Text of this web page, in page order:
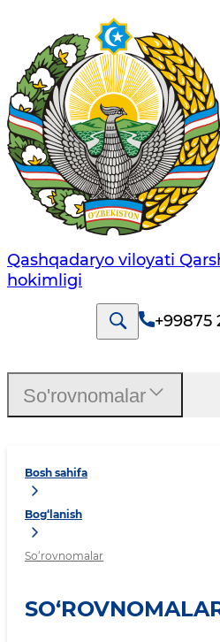
Qashqadaryo viloyati
hokimligi
+99875
Bosh sahifa
Bog‘lanish
So‘rovnomalar
So'rovnomalar